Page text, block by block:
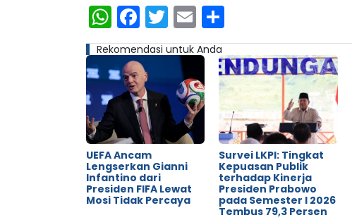
WhatsApp
Facebook
Twitter
Email
Rekomendasi untuk Anda
UEFA Ancam
Lengserkan Gianni
Infantino dari
Presiden FIFA Lewat
Mosi Tidak Percaya
Survei LKPI: Tingkat
Kepuasan Publik
terhadap Kinerja
Presiden Prabowo
pada Semester I 2026
Tembus 79,3 Persen